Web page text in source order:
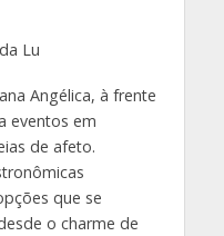
Lu
Angélica, à frente
eventos em
de afeto.
que se
o charme de